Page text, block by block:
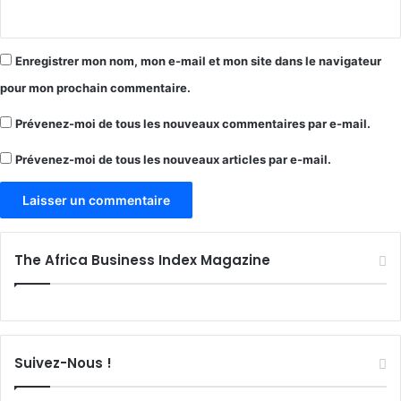
Enregistrer mon nom, mon e-mail et mon site dans le navigateur
pour mon prochain commentaire.
Prévenez-moi de tous les nouveaux commentaires par e-mail.
Prévenez-moi de tous les nouveaux articles par e-mail.
The Africa Business Index Magazine
Suivez-Nous !